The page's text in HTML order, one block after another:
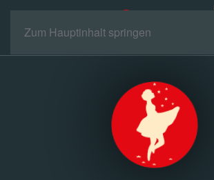
Zum Hauptinhalt springen